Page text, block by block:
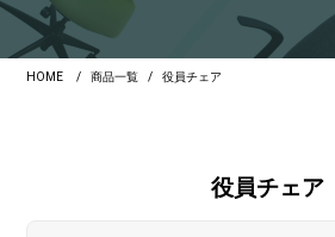
HOME 商品一覧 役員チェア
役員チェア